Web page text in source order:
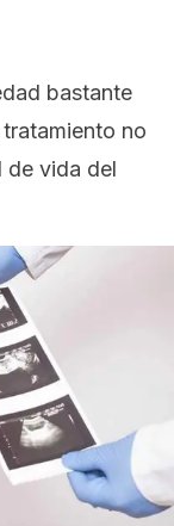
bastante
no
de vida del